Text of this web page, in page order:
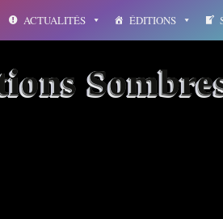
ACTUALITÉS ÉDITIONS